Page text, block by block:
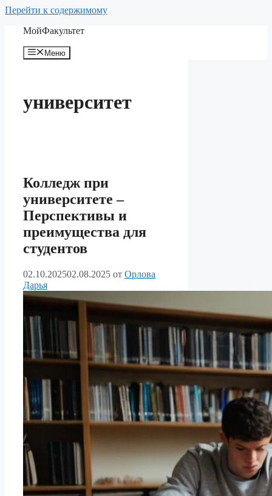
Перейти к содержимому
МойФакультет
Меню
университет
Колледж при
университете –
Перспективы и
преимущества для
студентов
02.10.202502.08.2025 от Орлова
Дарья